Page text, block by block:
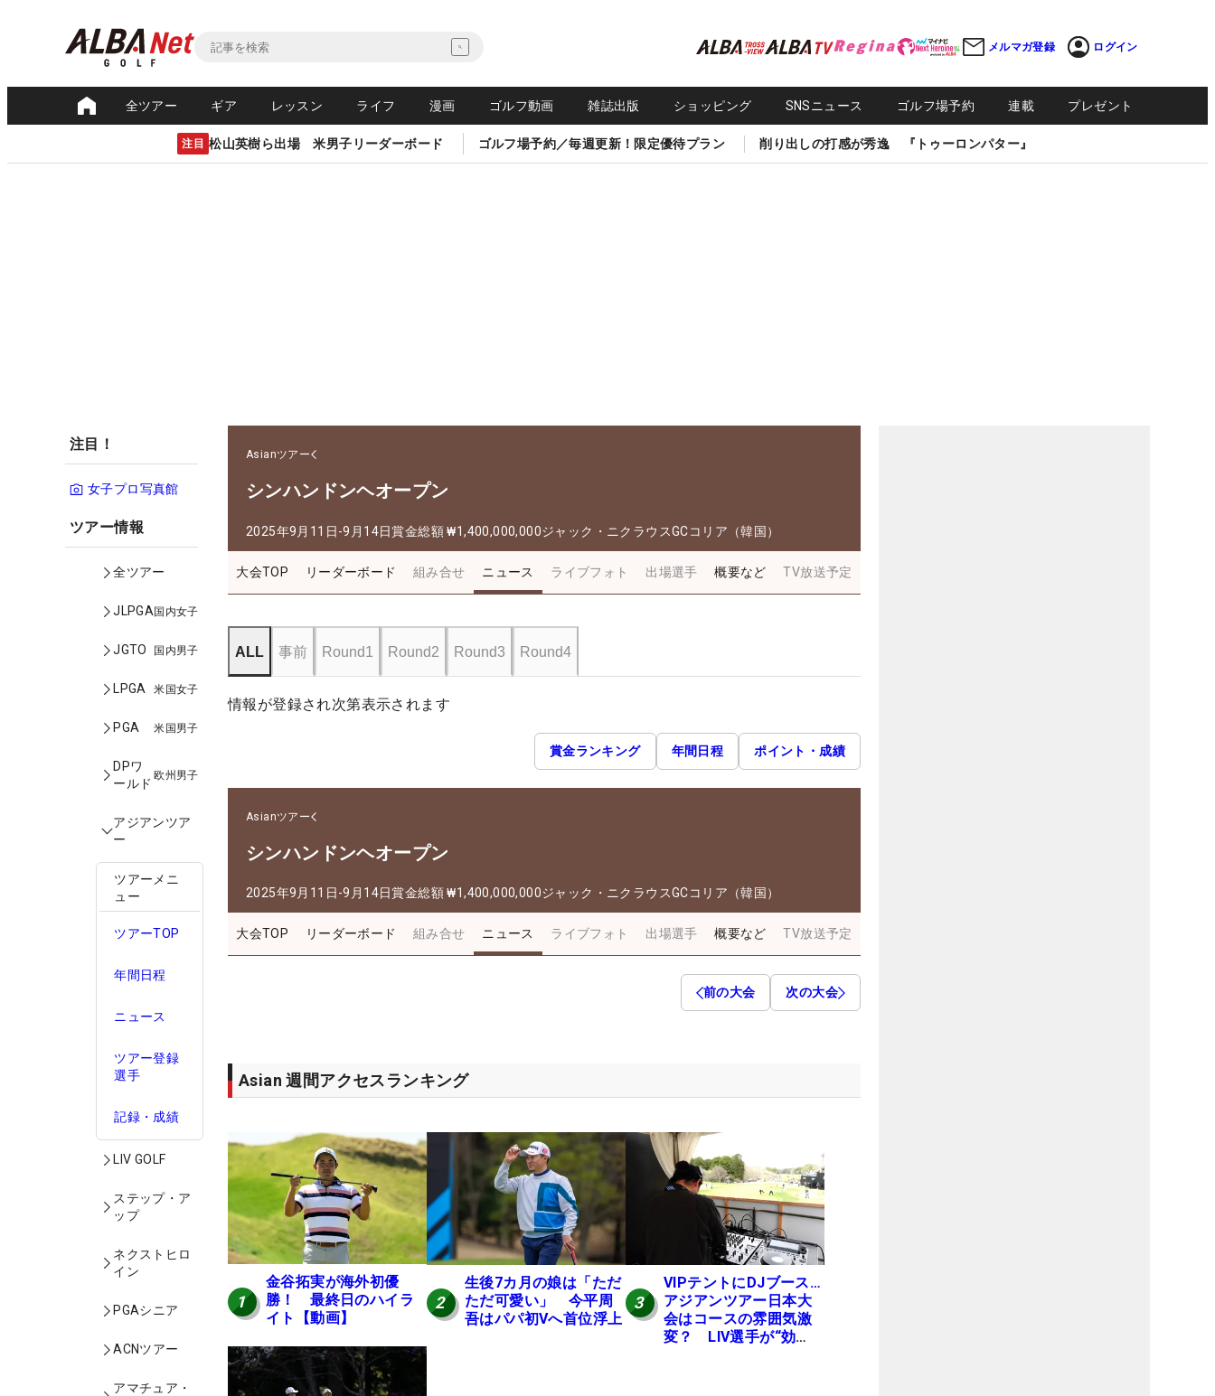
メルマガ登録 ログイン
全ツアー ギア レッスン ライフ 漫画 ゴルフ動画 雑誌出版 ショッピング SNSニュース ゴルフ場予約 連載 プレゼント
注目 松山英樹ら出場 米男子リーダーボード ゴルフ場予約／毎週更新！限定優待プラン 削り出しの打感が秀逸 『トゥーロンパター』
注目！
女子プロ写真館
ツアー情報
全ツアー
JLPGA国内女子
JGTO 国内男子
LPGA 米国女子
PGA 米国男子
DPワ
ールド
欧州男子
アジアンツア
ー
ツアーメニ
ュー
ツアーTOP
年間日程
ニュース
ツアー登録
選手
記録・成績
LIV GOLF
ステップ・ア
ップ
ネクストヒロ
イン
PGAシニア
ACNツアー
アマチュア・
Asianツアー
シンハンドンヘオープン
2025年9月11日-9月14日賞金総額 ₩1,400,000,000ジャック・ニクラウスGCコリア（韓国）
大会TOP リーダーボード 組み合せ ニュース ライブフォト 出場選手 概要など TV放送予定
ALL 事前 Round1 Round2 Round3 Round4
情報が登録され次第表示されます
賞金ランキング 年間日程 ポイント・成績
Asianツアー
シンハンドンヘオープン
2025年9月11日-9月14日賞金総額 ₩1,400,000,000ジャック・ニクラウスGCコリア（韓国）
大会TOP リーダーボード 組み合せ ニュース ライブフォト 出場選手 概要など TV放送予定
前の大会 次の大会
Asian 週間アクセスランキング
1
金谷拓実が海外初優
勝！ 最終日のハイラ
イト【動画】
2
生後7カ月の娘は「ただ
ただ可愛い」 今平周
吾はパパ初Vへ首位浮上
3
VIPテントにDJブース…
アジアンツアー日本大
会はコースの雰囲気激
変？ LIV選手が“効